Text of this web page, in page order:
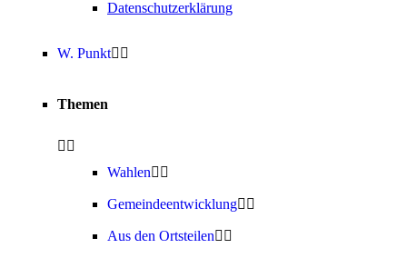
Datenschutzerklärung
W. Punkt
Themen
Wahlen
Gemeindeentwicklung
Aus den Ortsteilen